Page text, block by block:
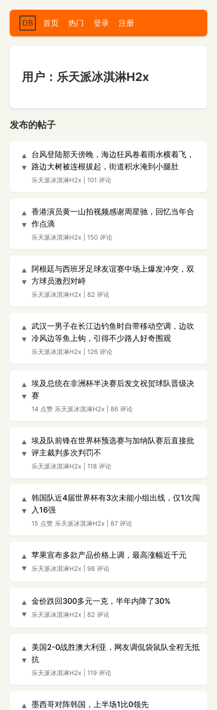
DB 首页 热门 登录 注册
用户：乐天派冰淇淋H2x
发布的帖子
▲
▼
台风登陆那天傍晚，海边狂风卷着雨水横着飞，
路边大树被连根拔起，街道积水淹到小腿肚
乐天派冰淇淋H2x 101 评论
▲
▼
香港演员黄一山拍视频感谢周星驰，回忆当年合
作点滴
乐天派冰淇淋H2x 150 评论
▲
▼
阿根廷与西班牙足球友谊赛中场上爆发冲突，双
方球员激烈对峙
乐天派冰淇淋H2x 82 评论
▲
▼
武汉一男子在长江边钓鱼时自带移动空调，边吹
冷风边等鱼上钩，引得不少路人好奇围观
乐天派冰淇淋H2x 126 评论
▲
▼
埃及总统在非洲杯半决赛后发文祝贺球队晋级决
赛
14 点赞 乐天派冰淇淋H2x 86 评论
▲
▼
埃及队前锋在世界杯预选赛与加纳队赛后直接批
评主裁判多次判罚不
乐天派冰淇淋H2x 118 评论
▲
▼
韩国队近4届世界杯有3次未能小组出线，仅1次闯
入16强
15 点赞 乐天派冰淇淋H2x 87 评论
▲
▼
苹果宣布多款产品价格上调，最高涨幅近千元
乐天派冰淇淋H2x 98 评论
▲
▼
金价跌回300多元一克，半年内降了30%
乐天派冰淇淋H2x 82 评论
▲
▼
美国2-0战胜澳大利亚，网友调侃袋鼠队全程无抵
抗
乐天派冰淇淋H2x 119 评论
▲
墨西哥对阵韩国，上半场1比0领先